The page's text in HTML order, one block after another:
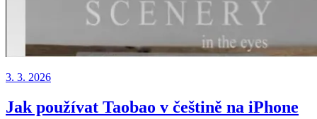
3. 3. 2026
Jak používat Taobao v češtině na iPhone